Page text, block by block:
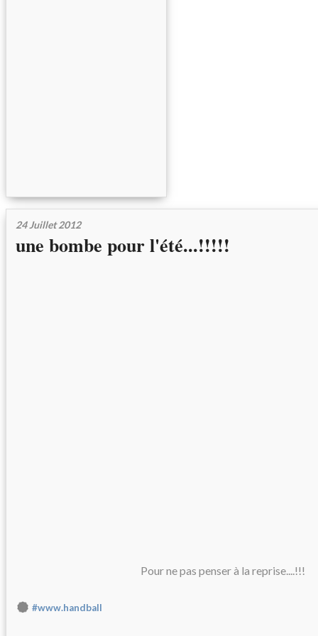
24 Juillet 2012
une bombe pour l'été...!!!!!
Pour ne pas penser à la reprise....!!!
#www.handball